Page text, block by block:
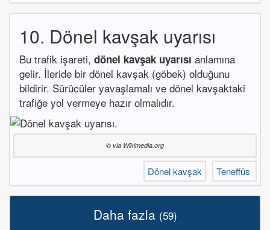
10. Dönel kavşak uyarısı
Bu trafik işareti, dönel kavşak uyarısı anlamına
gelir. İleride bir dönel kavşak (göbek) olduğunu
bildirir. Sürücüler yavaşlamalı ve dönel kavşaktaki
trafiğe yol vermeye hazır olmalıdır.
© via Wikimedia.org
Dönel kavşak Teneffüs
Daha fazla (59)